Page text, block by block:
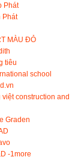
Phát
Phát
MÀU ĐỎ
tiêu
school
construction and
Graden
-1more